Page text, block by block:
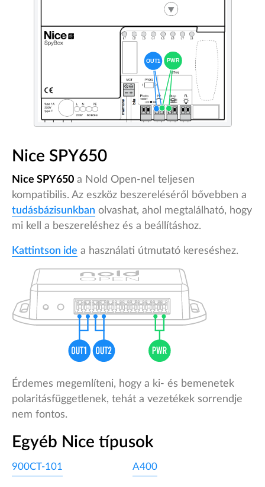
Nice SPY650
Nice SPY650 a Nold Open-nel teljesen
kompatibilis. Az eszköz beszereléséről bővebben a
tudásbázisunkban olvashat, ahol megtalálható, hogy
mi kell a beszereléshez és a beállításhoz.
Kattintson ide a használati útmutató kereséshez.
Érdemes megemlíteni, hogy a ki- és bemenetek
polaritásfüggetlenek, tehát a vezetékek sorrendje
nem fontos.
Egyéb Nice típusok
900CT-101 A400